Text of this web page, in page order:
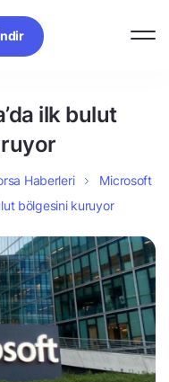
ilk bulut
Haberleri
Microsoft
bölgesini kuruyor